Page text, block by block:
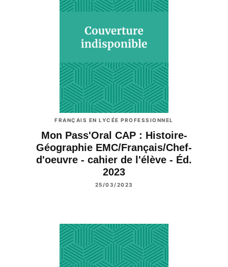
FRANÇAIS EN LYCÉE PROFESSIONNEL
Mon Pass'Oral CAP : Histoire-
Géographie EMC/Français/Chef-
d'oeuvre - cahier de l'élève - Éd.
2023
25/03/2023